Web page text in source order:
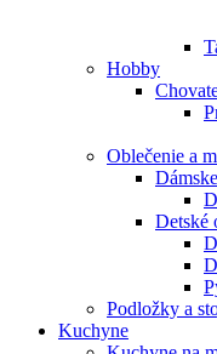
Hobby
Oblečenie a
Detské
Podložky a
Kuchyne